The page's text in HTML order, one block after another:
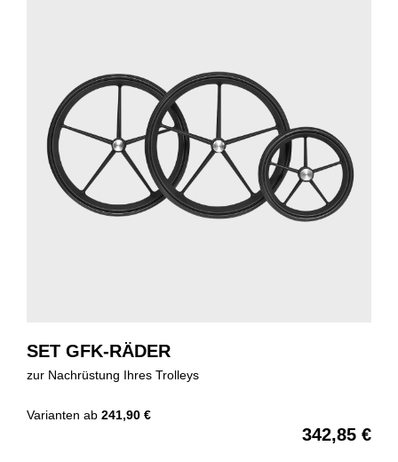
SET GFK-RÄDER
zur Nachrüstung Ihres Trolleys
Varianten ab 241,90 €
342,85 €